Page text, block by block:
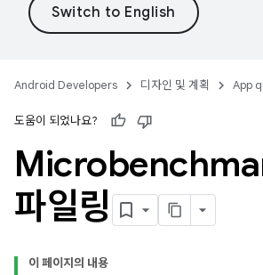
Android Developers 디자인 및 계획 App
도움이 되었나요?
파일링
이 페이지의 내용